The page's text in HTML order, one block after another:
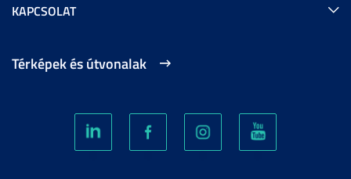
KAPCSOLAT
Térképek és útvonalak